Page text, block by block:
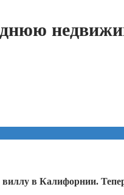
в Калифорнии.